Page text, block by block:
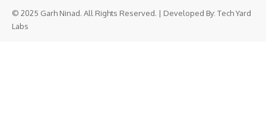
© 2025 Garh Ninad. All Rights Reserved. | Developed By: Tech Yard
Labs